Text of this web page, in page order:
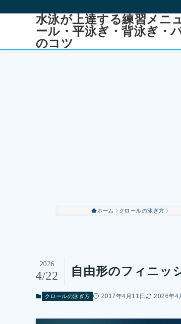
水泳が上達する練習メニ
ール・平泳ぎ・背泳ぎ・
のコツ
ホーム クロールの泳ぎ方
自由形のフィニッ
2026
4/22
クロールの泳ぎ方 2017年4月11日 2026年4